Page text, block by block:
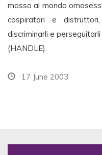
mosso al mondo
cospiratori e
discriminarli e
(HANDLE).
17 June 2003